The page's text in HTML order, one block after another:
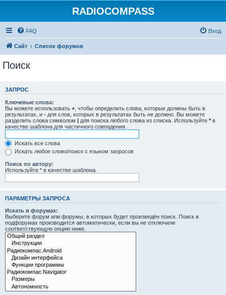
RADIOCOMPASS
FAQ Вход
Сайт Список форумов
Поиск
ЗАПРОС
Ключевые слова:
Вы можете использовать + , чтобы определить слова, которые должны быть в
результатах, и - для слов, которых в результатах быть не должно. Вы можете
разделить слова символом | для поиска любого слова из списка. Используйте * в
качестве шаблона для частичного совпадения.
Искать все слова
Искать любое слово/поиск с языком запросов
Поиск по автору:
Используйте * в качестве шаблона.
ПАРАМЕТРЫ ЗАПРОСА
Искать в форумах:
Выберите форум или форумы, в которых будет произведён поиск. Поиск в
подфорумах производится автоматически, если вы не отключили
соответствующую опцию ниже.